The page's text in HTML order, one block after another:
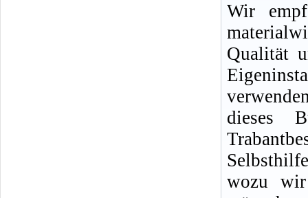
Wir
Qualität
dieses
wozu